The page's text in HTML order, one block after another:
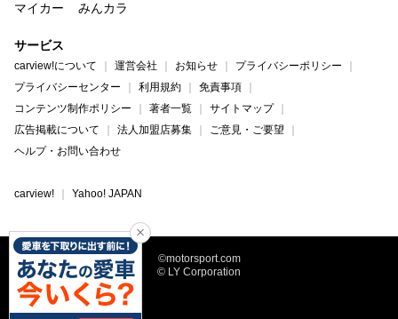
マイカー
みんカラ
サービス
carview!について 運営会社 お知らせ
プライバシーポリシー
プライバシーセンター
利用規約
免責事項
コンテンツ制作ポリシー
著者一覧
サイトマップ
広告掲載について
法人加盟店募集
ご意見・ご要望
ヘルプ・お問い合わせ
carview! Yahoo! JAPAN
©motorsport.com
© LY Corporation